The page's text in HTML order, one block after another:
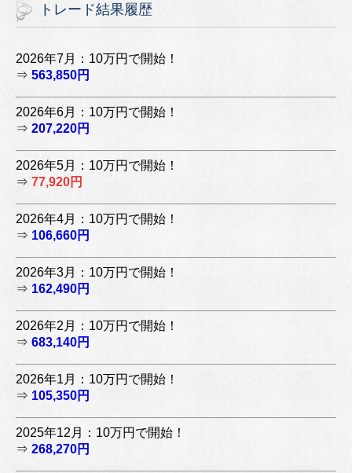
トレード結果履歴
2026年7月：10万円で開始！
⇒ 563,850円
2026年6月：10万円で開始！
⇒ 207,220円
2026年5月：10万円で開始！
⇒ 77,920円
2026年4月：10万円で開始！
⇒ 106,660円
2026年3月：10万円で開始！
⇒ 162,490円
2026年2月：10万円で開始！
⇒ 683,140円
2026年1月：10万円で開始！
⇒ 105,350円
2025年12月：10万円で開始！
⇒ 268,270円